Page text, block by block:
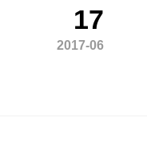
17
2017-06